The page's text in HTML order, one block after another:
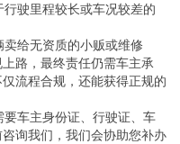
驶里程较长或车况较差的
卖给无资质的小贩或维修
路，最终责任仍需车主承
流程合规，还能获得正规的
要车主身份证、行驶证、车
询我们，我们会协助您补办